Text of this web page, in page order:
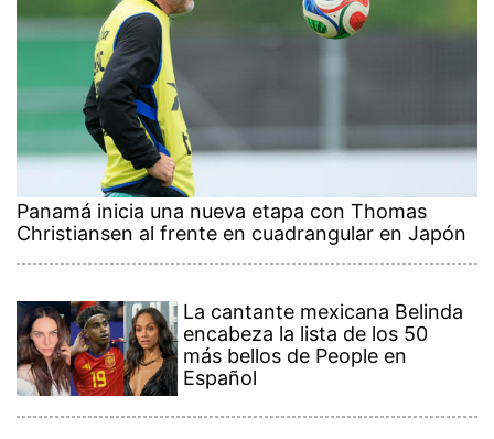
Panamá inicia una nueva etapa con Thomas
Christiansen al frente en cuadrangular en Japón
La cantante mexicana Belinda
encabeza la lista de los 50
más bellos de People en
Español